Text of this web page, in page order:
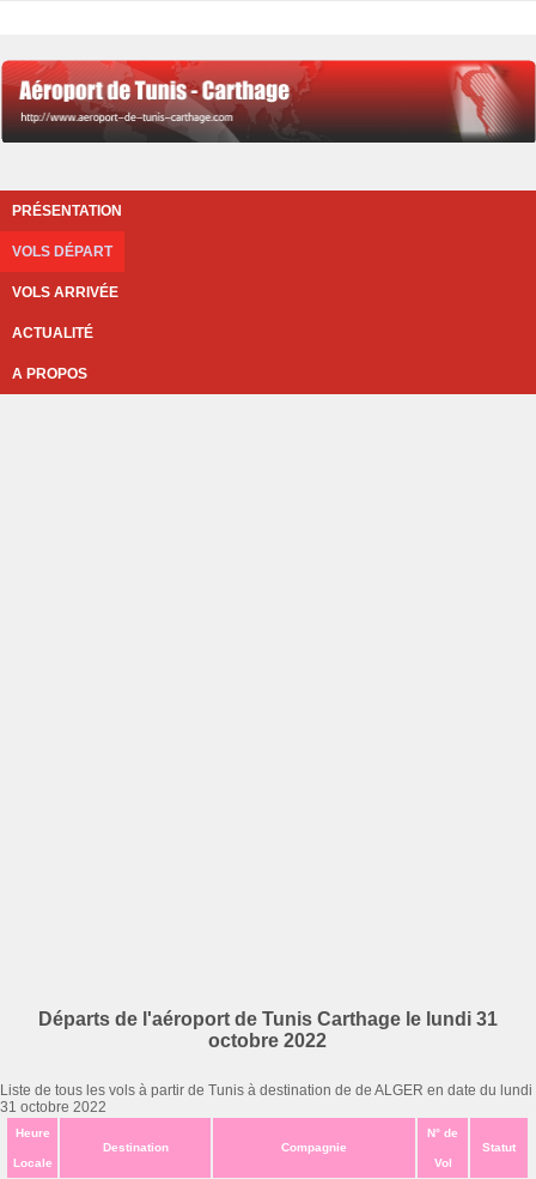
PRÉSENTATION
VOLS DÉPART
VOLS ARRIVÉE
ACTUALITÉ
A PROPOS
Départs de l'aéroport de Tunis Carthage le lundi 31
octobre 2022
Liste de tous les vols à partir de Tunis à destination de de ALGER en date du lundi
31 octobre 2022
Heure
Locale
Destination Compagnie
N° de
Vol
Statut